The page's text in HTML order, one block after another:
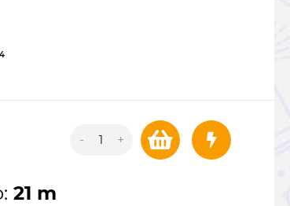
- +
21 m